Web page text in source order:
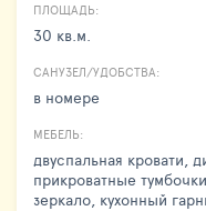
ПЛОЩАДЬ:
30 кв.м.
САНУЗЕЛ/УДОБСТВА:
в номере
МЕБЕЛЬ:
двуспальная кровати,
прикроватные
зеркало, кухонный